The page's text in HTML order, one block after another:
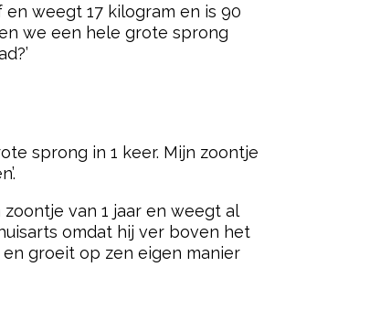
en weegt 17 kilogram en is 90
we een hele grote sprong
sprong in 1 keer. Mijn zoontje
van 1 jaar en weegt al
omdat hij ver boven het
groeit op zen eigen manier